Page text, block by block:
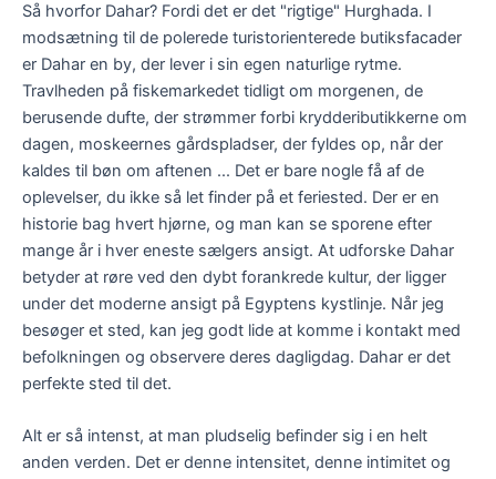
Så hvorfor Dahar? Fordi det er det "rigtige" Hurghada. I
modsætning til de polerede turistorienterede butiksfacader
er Dahar en by, der lever i sin egen naturlige rytme.
Travlheden på fiskemarkedet tidligt om morgenen, de
berusende dufte, der strømmer forbi kryddeributikkerne om
dagen, moskeernes gårdspladser, der fyldes op, når der
kaldes til bøn om aftenen ... Det er bare nogle få af de
oplevelser, du ikke så let finder på et feriested. Der er en
historie bag hvert hjørne, og man kan se sporene efter
mange år i hver eneste sælgers ansigt. At udforske Dahar
betyder at røre ved den dybt forankrede kultur, der ligger
under det moderne ansigt på Egyptens kystlinje. Når jeg
besøger et sted, kan jeg godt lide at komme i kontakt med
befolkningen og observere deres dagligdag. Dahar er det
perfekte sted til det.
Alt er så intenst, at man pludselig befinder sig i en helt
anden verden. Det er denne intensitet, denne intimitet og